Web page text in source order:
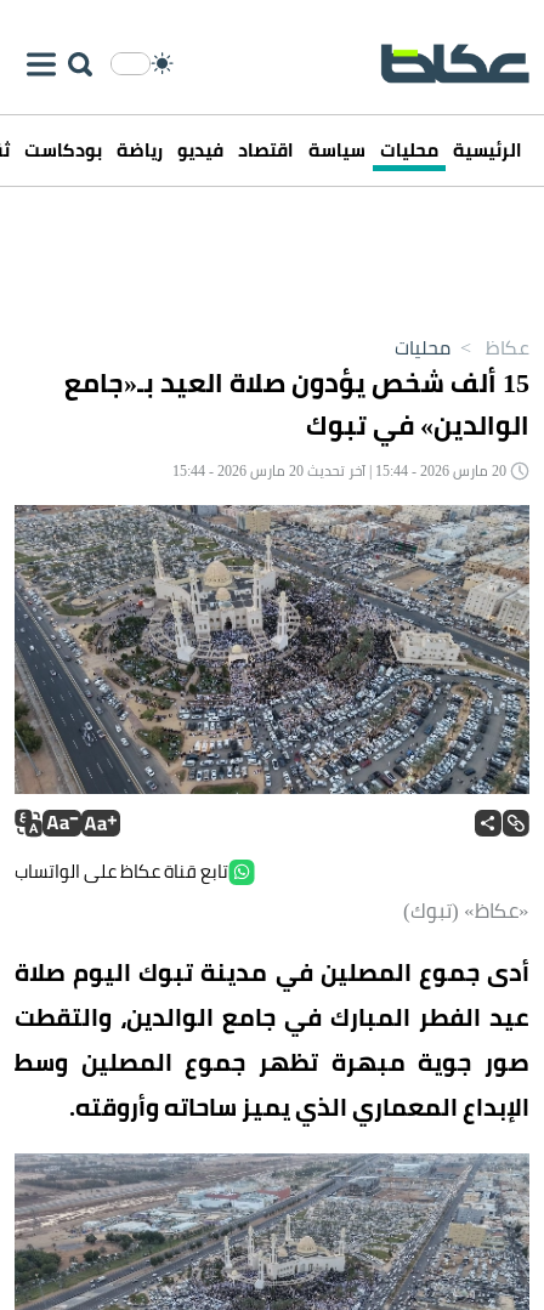
الرئيسية محليات سياسة اقتصاد فيديو رياضة بودكاست
عكاظ > محليات
15 ألف شخص يؤدون صلاة العيد بـ«جامع
الوالدين» في تبوك
تابع قناة عكاظ على الواتساب
«عكاظ» (تبوك)
أدى جموع المصلين في مدينة تبوك اليوم صلاة
عيد الفطر المبارك في جامع الوالدين، والتقطت
صور جوية مبهرة تظهر جموع المصلين وسط
الإبداع المعماري الذي يميز ساحاته وأروقته.